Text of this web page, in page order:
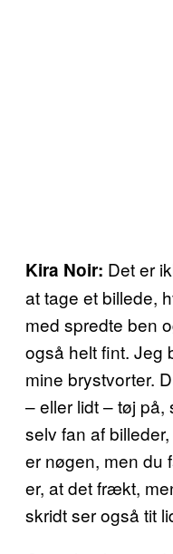
Kira Noir: Det er
at tage et billede,
med spredte ben
også helt fint. Jeg
mine brystvorter.
– eller lidt – tøj
selv fan af
er nøgen, men du
er, at det frækt,
skridt ser også tit